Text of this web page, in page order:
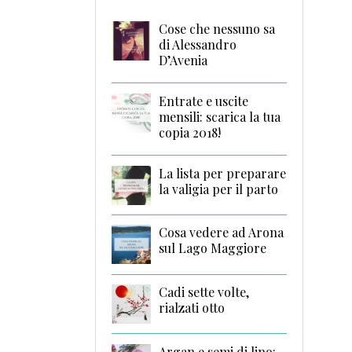
Cose che nessuno sa
di Alessandro
D’Avenia
Entrate e uscite
mensili: scarica la tua
copia 2018!
La lista per preparare
la valigia per il parto
Cosa vedere ad Arona
sul Lago Maggiore
Cadi sette volte,
rialzati otto